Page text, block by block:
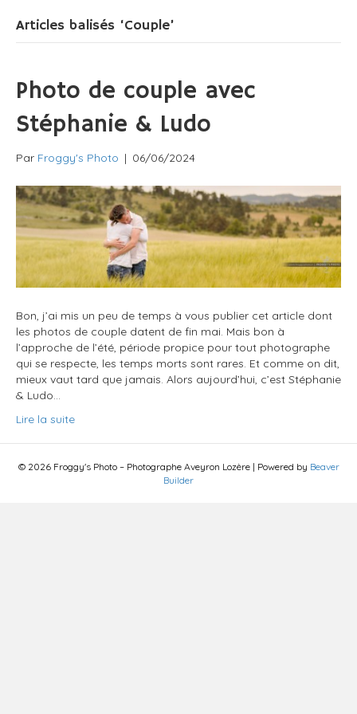
Articles balisés ‘Couple’
Photo de couple avec
Stéphanie & Ludo
Par Froggy's Photo | 06/06/2024
Bon, j’ai mis un peu de temps à vous publier cet article dont
les photos de couple datent de fin mai. Mais bon à
l’approche de l’été, période propice pour tout photographe
qui se respecte, les temps morts sont rares. Et comme on dit,
mieux vaut tard que jamais. Alors aujourd’hui, c’est Stéphanie
& Ludo…
Lire la suite
© 2026 Froggy's Photo – Photographe Aveyron Lozère | Powered by Beaver
Builder